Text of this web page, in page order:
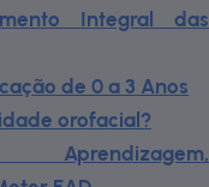
Integral das
de 0 a 3 Anos
orofacial?